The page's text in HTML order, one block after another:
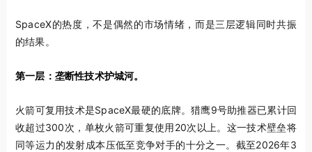
SpaceX的热度，不是偶然的市场情绪，而是三层逻辑同时共振
的结果。
第一层：垄断性技术护城河。
火箭可复用技术是SpaceX最硬的底牌。猎鹰9号助推器已累计回
收超过300次，单枚火箭可重复使用20次以上。这一技术壁垒将
同等运力的发射成本压低至竞争对手的十分之一。截至2026年3